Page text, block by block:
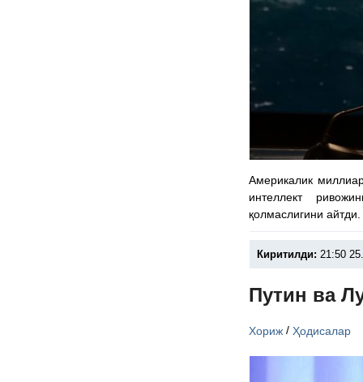
Америкалик
интеллект
қолмаслигини айтди.
Киритилди: 21:50
Путин ва
Хориж /Ҳодисалар